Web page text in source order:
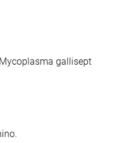
gallisept